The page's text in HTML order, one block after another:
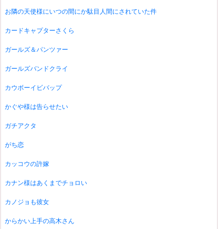
お隣の天使様にいつの間にか駄目人間にされていた件
カードキャプターさくら
ガールズ＆パンツァー
ガールズバンドクライ
カウボーイビバップ
かぐや様は告らせたい
ガチアクタ
がち恋
カッコウの許嫁
カナン様はあくまでチョロい
カノジョも彼女
からかい上手の高木さん